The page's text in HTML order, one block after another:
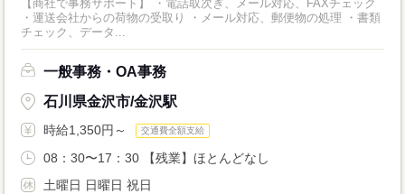
【商社で事務サポート】 ・電話取次ぎ、メール対応、FAXチェック
・運送会社からの荷物の受取り ・メール対応、郵便物の処理 ・書類
チェック、データ...
一般事務・OA事務
石川県金沢市/金沢駅
時給1,350円～ 交通費全額支給
08：30〜17：30 【残業】ほとんどなし
土曜日 日曜日 祝日